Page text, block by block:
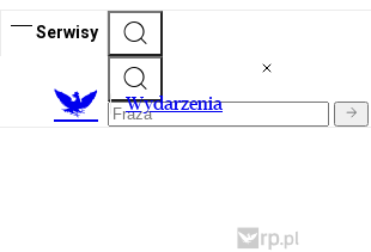
Serwisy
Wydarzenia